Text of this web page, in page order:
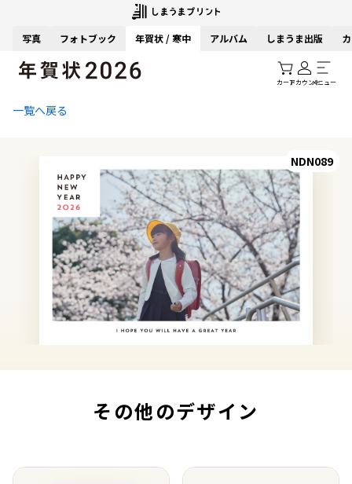
写真 フォトブック 年賀状 / 寒中 アルバム しまうま出版
カートアカウントメニュー
一覧へ戻る
NDN089
その他のデザイン